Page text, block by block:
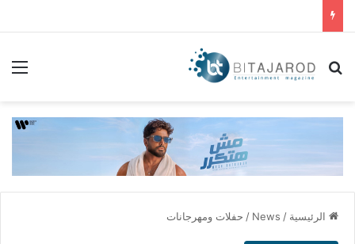
بحث عن
الرئيسية /
News
/ حفلات ومهرجانات